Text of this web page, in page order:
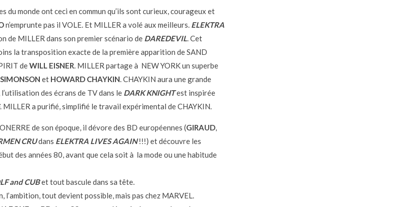
du monde ont ceci en commun qu’ils sont curieux, courageux et
n’emprunte pas il VOLE. Et MILLER a volé aux meilleurs. ELEKTRA
de MILLER dans son premier scénario de DAREDEVIL. Cet
la transposition exacte de la première apparition de SAND
deWILL EISNER. MILLER partage à NEW YORK un superbe
et HOWARD CHAYKIN. CHAYKIN aura une grande
des écrans de TV dans le DARK KNIGHTest inspirée
. MILLER a purifié, simplifié le travail expérimental de CHAYKIN.
de son époque, il dévore des BD européennes (GIRAUD,
CRUdans ELEKTRA LIVES AGAIN!!!) et découvre les
des années 80, avant que cela soit à la mode ou une habitude
and CUBet tout bascule dans sa tête.
l’ambition, tout devient possible, mais pas chez MARVEL.